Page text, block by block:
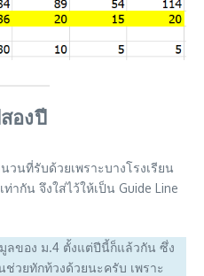
องปี
วนที่รับด้วยเพราะบางโรงเรียน
ากัน จึงใส่ไว้ให้เป็น Guide Line
ลของ ม.4 ตั้งแต่ปีนี้ก็แล้วกัน ซึ่ง
วยทักท้วงด้วยนะครับ เพราะ